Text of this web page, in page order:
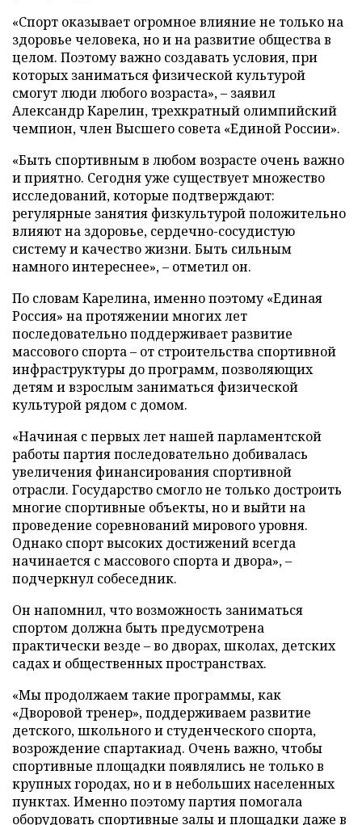
«Спорт оказывает огромное влияние не только на
здоровье человека, но и на развитие общества в
целом. Поэтому важно создавать условия, при
которых заниматься физической культурой
смогут люди любого возраста», – заявил
Александр Карелин, трехкратный олимпийский
чемпион, член Высшего совета «Единой России».
«Быть спортивным в любом возрасте очень важно
и приятно. Сегодня уже существует множество
исследований, которые подтверждают:
регулярные занятия физкультурой положительно
влияют на здоровье, сердечно-сосудистую
систему и качество жизни. Быть сильным
намного интереснее», – отметил он.
По словам Карелина, именно поэтому «Единая
Россия» на протяжении многих лет
последовательно поддерживает развитие
массового спорта – от строительства спортивной
инфраструктуры до программ, позволяющих
детям и взрослым заниматься физической
культурой рядом с домом.
«Начиная с первых лет нашей парламентской
работы партия последовательно добивалась
увеличения финансирования спортивной
отрасли. Государство смогло не только достроить
многие спортивные объекты, но и выйти на
проведение соревнований мирового уровня.
Однако спорт высоких достижений всегда
начинается с массового спорта и двора», –
подчеркнул собеседник.
Он напомнил, что возможность заниматься
спортом должна быть предусмотрена
практически везде – во дворах, школах, детских
садах и общественных пространствах.
«Мы продолжаем такие программы, как
«Дворовой тренер», поддерживаем развитие
детского, школьного и студенческого спорта,
возрождение спартакиад. Очень важно, чтобы
спортивные площадки появлялись не только в
крупных городах, но и в небольших населенных
пунктах. Именно поэтому партия помогала
оборудовать спортивные залы и площадки даже в